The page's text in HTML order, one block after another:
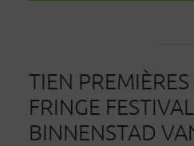
TIEN
FRINGE
BINNENSTAD